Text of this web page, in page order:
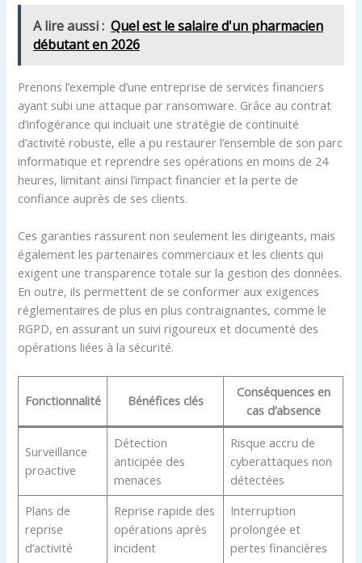
A lire aussi : Quel est le salaire d'un pharmacien
débutant en 2026
Prenons l’exemple d’une entreprise de services financiers
ayant subi une attaque par ransomware. Grâce au contrat
d’infogérance qui incluait une stratégie de continuité
d’activité robuste, elle a pu restaurer l’ensemble de son parc
informatique et reprendre ses opérations en moins de 24
heures, limitant ainsi l’impact financier et la perte de
confiance auprès de ses clients.
Ces garanties rassurent non seulement les dirigeants, mais
également les partenaires commerciaux et les clients qui
exigent une transparence totale sur la gestion des données.
En outre, ils permettent de se conformer aux exigences
réglementaires de plus en plus contraignantes, comme le
RGPD, en assurant un suivi rigoureux et documenté des
opérations liées à la sécurité.
Fonctionnalité Bénéfices clés
Conséquences en
cas d’absence
Surveillance
proactive
Détection
anticipée des
menaces
Risque accru de
cyberattaques non
détectées
Plans de
reprise
d’activité
Reprise rapide des
opérations après
incident
Interruption
prolongée et
pertes financières